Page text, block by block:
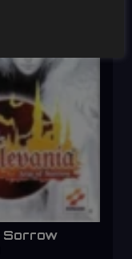
Sorrow